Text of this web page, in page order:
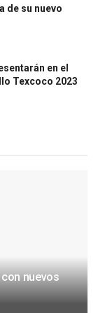
de su nuevo
en el
Texcoco 2023
nuevos